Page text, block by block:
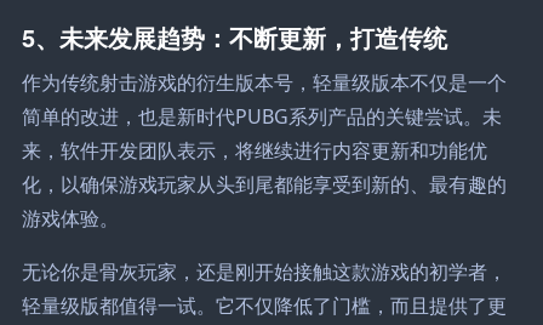
5、未来发展趋势：不断更新，打造传统
作为传统射击游戏的衍生版本号，轻量级版本不仅是一个
简单的改进，也是新时代PUBG系列产品的关键尝试。未
来，软件开发团队表示，将继续进行内容更新和功能优
化，以确保游戏玩家从头到尾都能享受到新的、最有趣的
游戏体验。
无论你是骨灰玩家，还是刚开始接触这款游戏的初学者，
轻量级版都值得一试。它不仅降低了门槛，而且提供了更